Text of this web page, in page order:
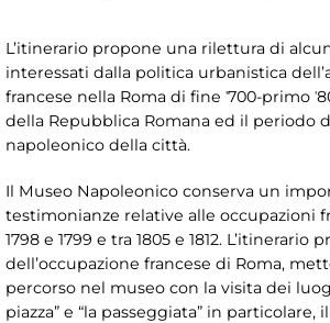
L’itinerario propone una rilettura di
interessati dalla politica urbanistica
francese nella Roma di fine ˈ700-primo
della Repubblica Romana ed il periodo
napoleonico della città.
Il Museo Napoleonico conserva un
testimonianze relative alle occupazioni
1798 e 1799 e tra 1805 e 1812.
dell’occupazione francese di Roma,
percorso nel museo con la visita dei
piazza” e “la passeggiata” in particolare,